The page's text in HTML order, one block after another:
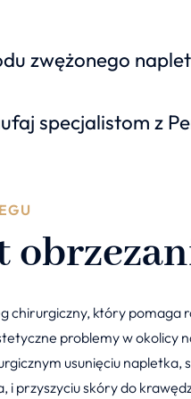
zwężonego
specjalistom z
chirurgiczny, który pomaga
problemy w okolicy
usunięciu napletka,
i przyszyciu skóry do